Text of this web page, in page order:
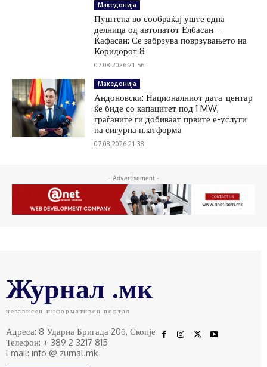
Македонија
Пуштена во сообраќај уште една
делница од автопатот Елбасан –
Ќафасан: Се забрзува поврзувањето на
Коридорот 8
07.08.2026 21:56
Македонија
Андоновски: Националниот дата-центар
ќе биде со капацитет под 1 MW,
граѓаните ги добиваат првите е-услуги
на сигурна платформа
07.08.2026 21:38
- Advertisement -
Журнал .мк
независен информативен портал
Адреса: 8 Ударна Бригада 20б, Скопје
Телефон: + 389 2 3217 815
Email: info @ zurnal.mk